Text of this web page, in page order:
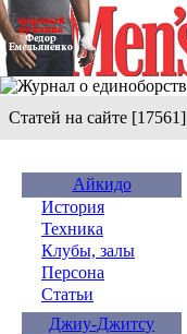
Статей на сайте [17561]
Айкидо
История
Техника
Клубы, залы
Персона
Статьи
Джиу-Джитсу